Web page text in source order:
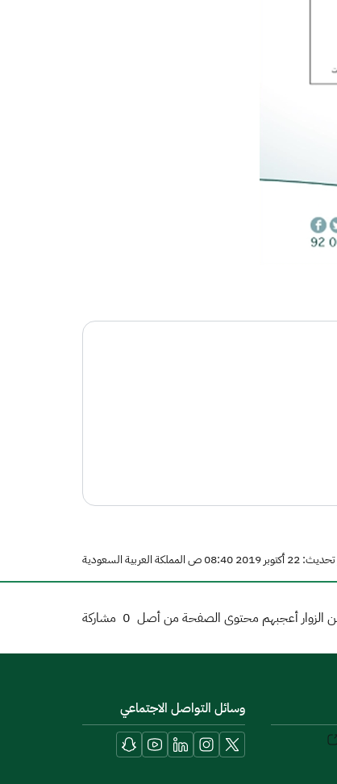
2019 08:40 ص المملكة العربية السعودية
الزوار أعجبهم محتوى الصفحة من أصل 0 مشاركة
وسائل التواصل الاجتماعي